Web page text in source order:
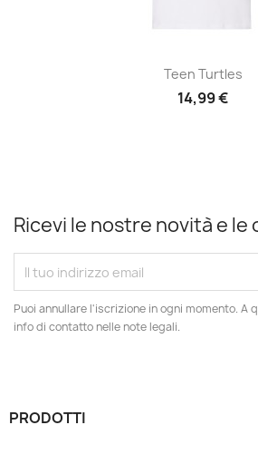
Teen Turtles
14,99 €
Ricevi le nostre novità e
Puoi annullare l'iscrizione in ogni momento. A
info di contatto nelle note legali.
PRODOTTI